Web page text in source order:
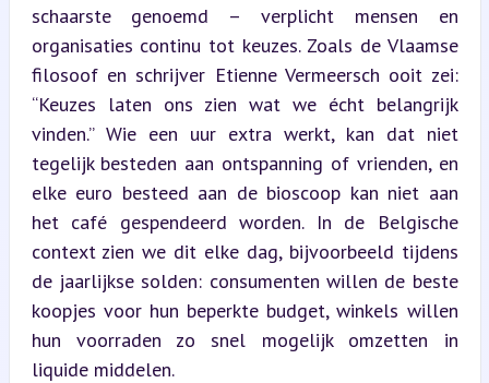
schaarste genoemd – verplicht mensen en
organisaties continu tot keuzes. Zoals de Vlaamse
filosoof en schrijver Etienne Vermeersch ooit zei:
“Keuzes laten ons zien wat we écht belangrijk
vinden.” Wie een uur extra werkt, kan dat niet
tegelijk besteden aan ontspanning of vrienden, en
elke euro besteed aan de bioscoop kan niet aan
het café gespendeerd worden. In de Belgische
context zien we dit elke dag, bijvoorbeeld tijdens
de jaarlijkse solden: consumenten willen de beste
koopjes voor hun beperkte budget, winkels willen
hun voorraden zo snel mogelijk omzetten in
liquide middelen.